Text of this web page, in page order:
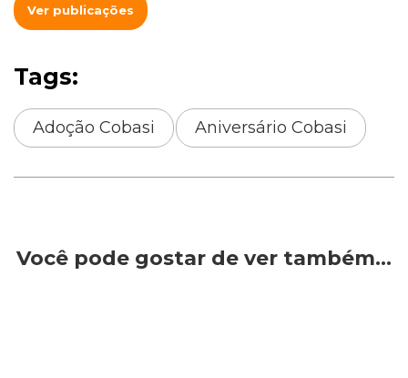
Ver publicações
Tags:
Adoção Cobasi Aniversário Cobasi
Você pode gostar de ver também…